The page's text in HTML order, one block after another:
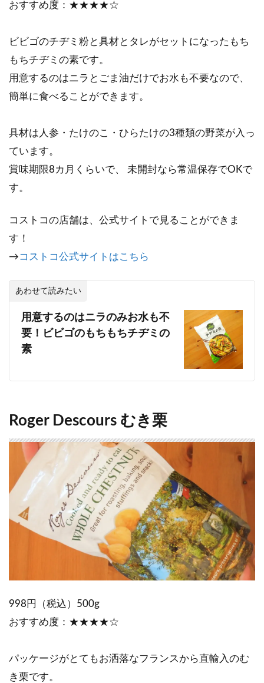
おすすめ度：★★★★☆
ビビゴのチヂミ粉と具材とタレがセットになったもち
もちチヂミの素です。
用意するのはニラとごま油だけでお水も不要なので、
簡単に食べることができます。
具材は人参・たけのこ・ひらたけの3種類の野菜が入っ
ています。
賞味期限8カ月くらいで、 未開封なら常温保存でOKで
す。
コストコの店舗は、公式サイトで見ることができま
す！
→コストコ公式サイトはこちら
あわせて読みたい
用意するのはニラのみお水も不
要！ビビゴのもちもちチヂミの
素
Roger Descours むき栗
998円（税込）500g
おすすめ度：★★★★☆
パッケージがとてもお洒落なフランスから直輸入のむ
き栗です。